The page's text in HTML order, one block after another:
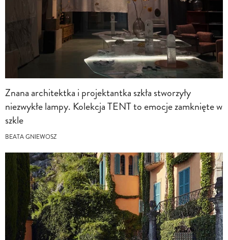
Znana architektka i projektantka szkła stworzyły
niezwykłe lampy. Kolekcja TENT to emocje zamknięte w
szkle
BEATA GNIEWOSZ